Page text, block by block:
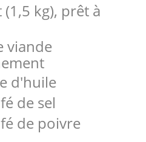
kg), prêt à
viande
d'huile
de sel
de poivre